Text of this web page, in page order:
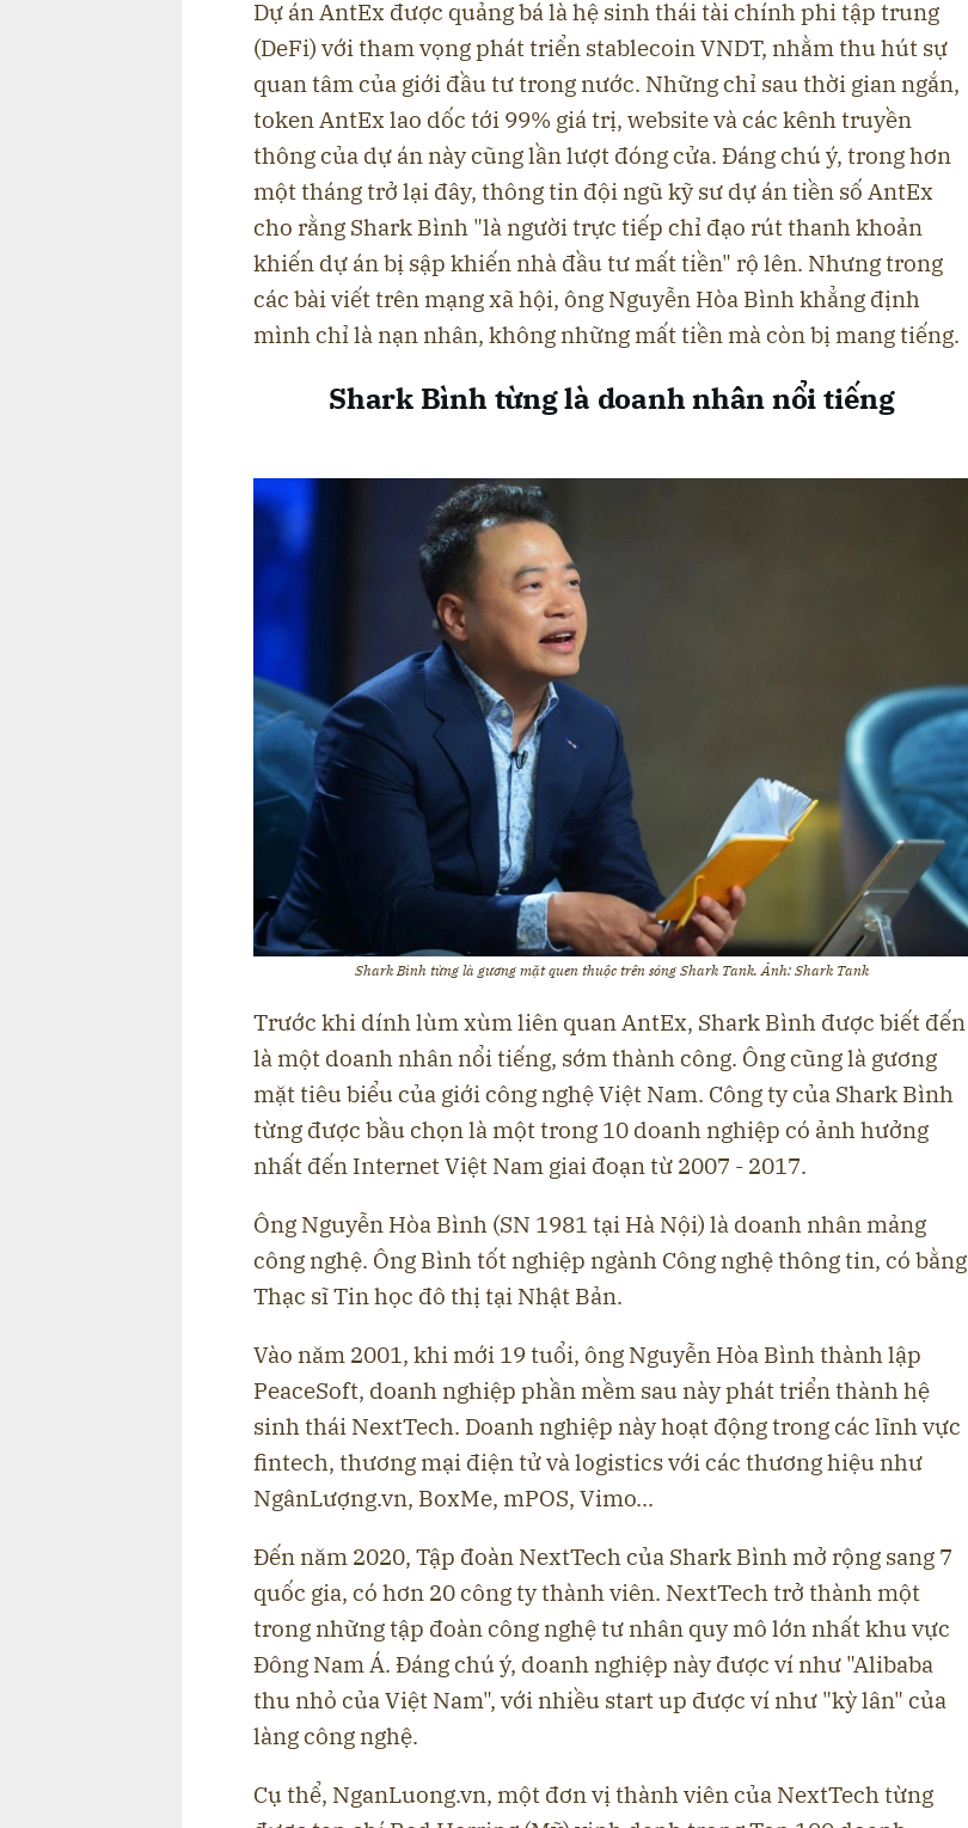
Dự án AntEx được quảng bá là hệ sinh thái tài chính phi tập trung
(DeFi) với tham vọng phát triển stablecoin VNDT, nhằm thu hút sự
quan tâm của giới đầu tư trong nước. Những chỉ sau thời gian ngắn,
token AntEx lao dốc tới 99% giá trị, website và các kênh truyền
thông của dự án này cũng lần lượt đóng cửa. Đáng chú ý, trong hơn
một tháng trở lại đây, thông tin đội ngũ kỹ sư dự án tiền số AntEx
cho rằng Shark Bình "là người trực tiếp chỉ đạo rút thanh khoản
khiến dự án bị sập khiến nhà đầu tư mất tiền" rộ lên. Nhưng trong
các bài viết trên mạng xã hội, ông Nguyễn Hòa Bình khẳng định
mình chỉ là nạn nhân, không những mất tiền mà còn bị mang tiếng.
Shark Bình từng là doanh nhân nổi tiếng
Shark Bình từng là gương mặt quen thuộc trên sóng Shark Tank. Ảnh: Shark Tank
Trước khi dính lùm xùm liên quan AntEx, Shark Bình được biết đến
là một doanh nhân nổi tiếng, sớm thành công. Ông cũng là gương
mặt tiêu biểu của giới công nghệ Việt Nam. Công ty của Shark Bình
từng được bầu chọn là một trong 10 doanh nghiệp có ảnh hưởng
nhất đến Internet Việt Nam giai đoạn từ 2007 - 2017.
Ông Nguyễn Hòa Bình (SN 1981 tại Hà Nội) là doanh nhân mảng
công nghệ. Ông Bình tốt nghiệp ngành Công nghệ thông tin, có bằng
Thạc sĩ Tin học đô thị tại Nhật Bản.
Vào năm 2001, khi mới 19 tuổi, ông Nguyễn Hòa Bình thành lập
PeaceSoft, doanh nghiệp phần mềm sau này phát triển thành hệ
sinh thái NextTech. Doanh nghiệp này hoạt động trong các lĩnh vực
fintech, thương mại điện tử và logistics với các thương hiệu như
NgânLượng.vn, BoxMe, mPOS, Vimo...
Đến năm 2020, Tập đoàn NextTech của Shark Bình mở rộng sang 7
quốc gia, có hơn 20 công ty thành viên. NextTech trở thành một
trong những tập đoàn công nghệ tư nhân quy mô lớn nhất khu vực
Đông Nam Á. Đáng chú ý, doanh nghiệp này được ví như "Alibaba
thu nhỏ của Việt Nam", với nhiều start up được ví như "kỳ lân" của
làng công nghệ.
Cụ thể, NganLuong.vn, một đơn vị thành viên của NextTech từng